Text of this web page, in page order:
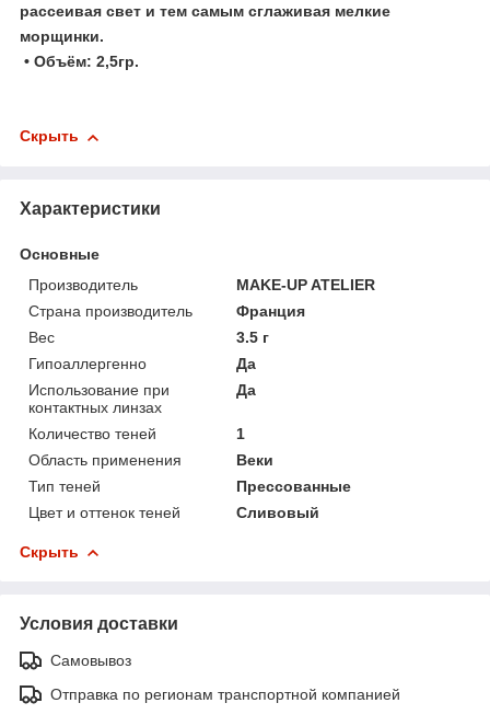
рассеивая свет и тем самым сглаживая мелкие
морщинки.
• Объём: 2,5гр.
Скрыть
Характеристики
Основные
Производитель
MAKE-UP ATELIER
Страна производитель
Франция
Вес
3.5 г
Гипоаллергенно
Да
Использование при
контактных линзах
Да
Количество теней
1
Область применения
Веки
Тип теней
Прессованные
Цвет и оттенок теней
Сливовый
Скрыть
Условия доставки
Самовывоз
Отправка по регионам транспортной компанией